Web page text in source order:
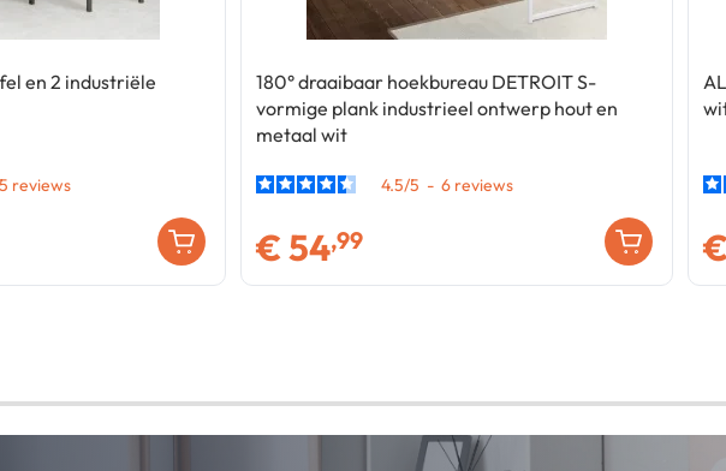
en 2 industriële
180° draaibaar hoekbureau DETROIT S-
vormige plank industrieel ontwerp hout en
metaal wit
4.5/5 - 6
€54,99